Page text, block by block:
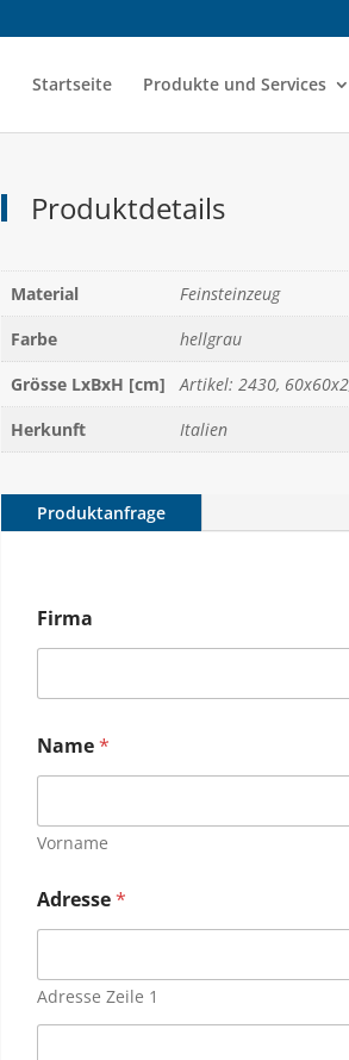
Startseite Produkte und Services
Produktdetails
Material
Feinsteinzeug
Farbe
hellgrau
Grösse LxBxH [cm]
Artikel: 2430,
Herkunft
Italien
Produktanfrage
Firma
Name*
Vorname
Adresse*
Adresse Zeile 1